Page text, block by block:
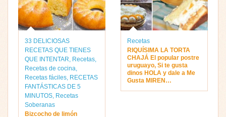
33 DELICIOSAS
RECETAS QUE TIENES
QUE INTENTAR, Recetas,
Recetas de cocina,
Recetas fáciles, RECETAS
FANTÁSTICAS DE 5
MINUTOS, Recetas
Soberanas
Bizcocho de limón
Recetas
RIQUÍSIMA LA TORTA
CHAJÁ El popular postre
uruguayo, Si te gusta
dinos HOLA y dale a Me
Gusta MIREN…